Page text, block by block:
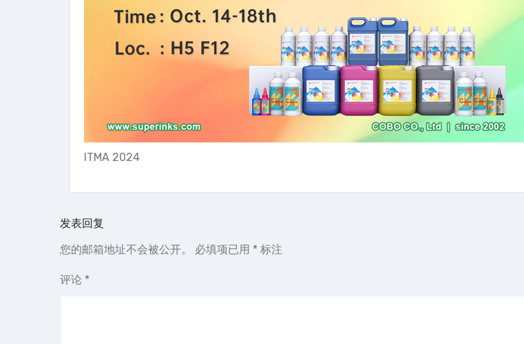
ITMA 2024
发表回复
您的邮箱地址不会被公开。
必填项已用 * 标注
评论 *